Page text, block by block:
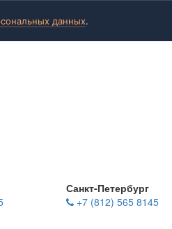
данных.
Санкт-Петербург
+7 (812) 565 8145